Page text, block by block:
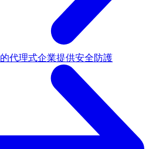
代理式企業提供安全防護